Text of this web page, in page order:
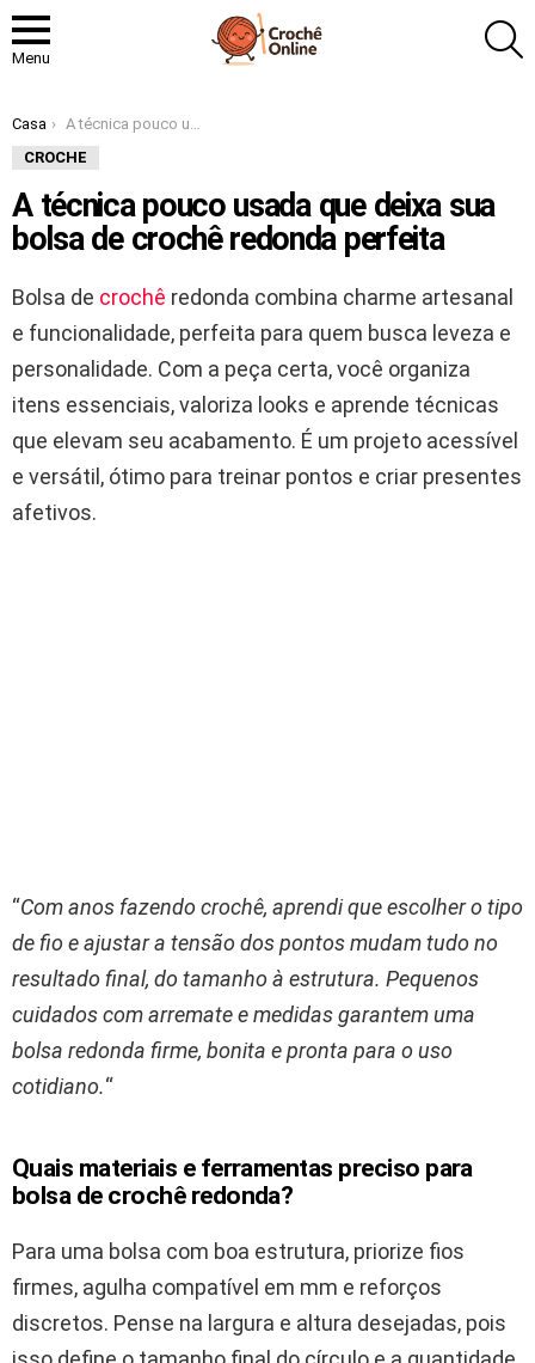
Menu
Você está aqui:
Casa
A técnica pouco usada que deixa sua bolsa de crochê redonda perfeita
CROCHE
A técnica pouco usada que deixa sua
bolsa de crochê redonda perfeita
Bolsa de crochê redonda combina charme artesanal
e funcionalidade, perfeita para quem busca leveza e
personalidade. Com a peça certa, você organiza
itens essenciais, valoriza looks e aprende técnicas
que elevam seu acabamento. É um projeto acessível
e versátil, ótimo para treinar pontos e criar presentes
afetivos.
“Com anos fazendo crochê, aprendi que escolher o tipo
de fio e ajustar a tensão dos pontos mudam tudo no
resultado final, do tamanho à estrutura. Pequenos
cuidados com arremate e medidas garantem uma
bolsa redonda firme, bonita e pronta para o uso
cotidiano.“
Quais materiais e ferramentas preciso para
bolsa de crochê redonda?
Para uma bolsa com boa estrutura, priorize fios
firmes, agulha compatível em mm e reforços
discretos. Pense na largura e altura desejadas, pois